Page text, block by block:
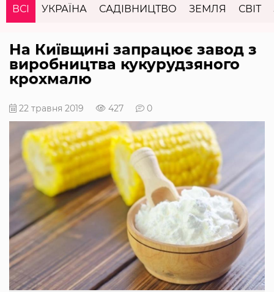
ВСІ УКРАЇНА САДІВНИЦТВО ЗЕМЛЯ СВІТ
На Київщині запрацює завод з
виробництва кукурудзяного
крохмалю
22 травня 2019 427 0